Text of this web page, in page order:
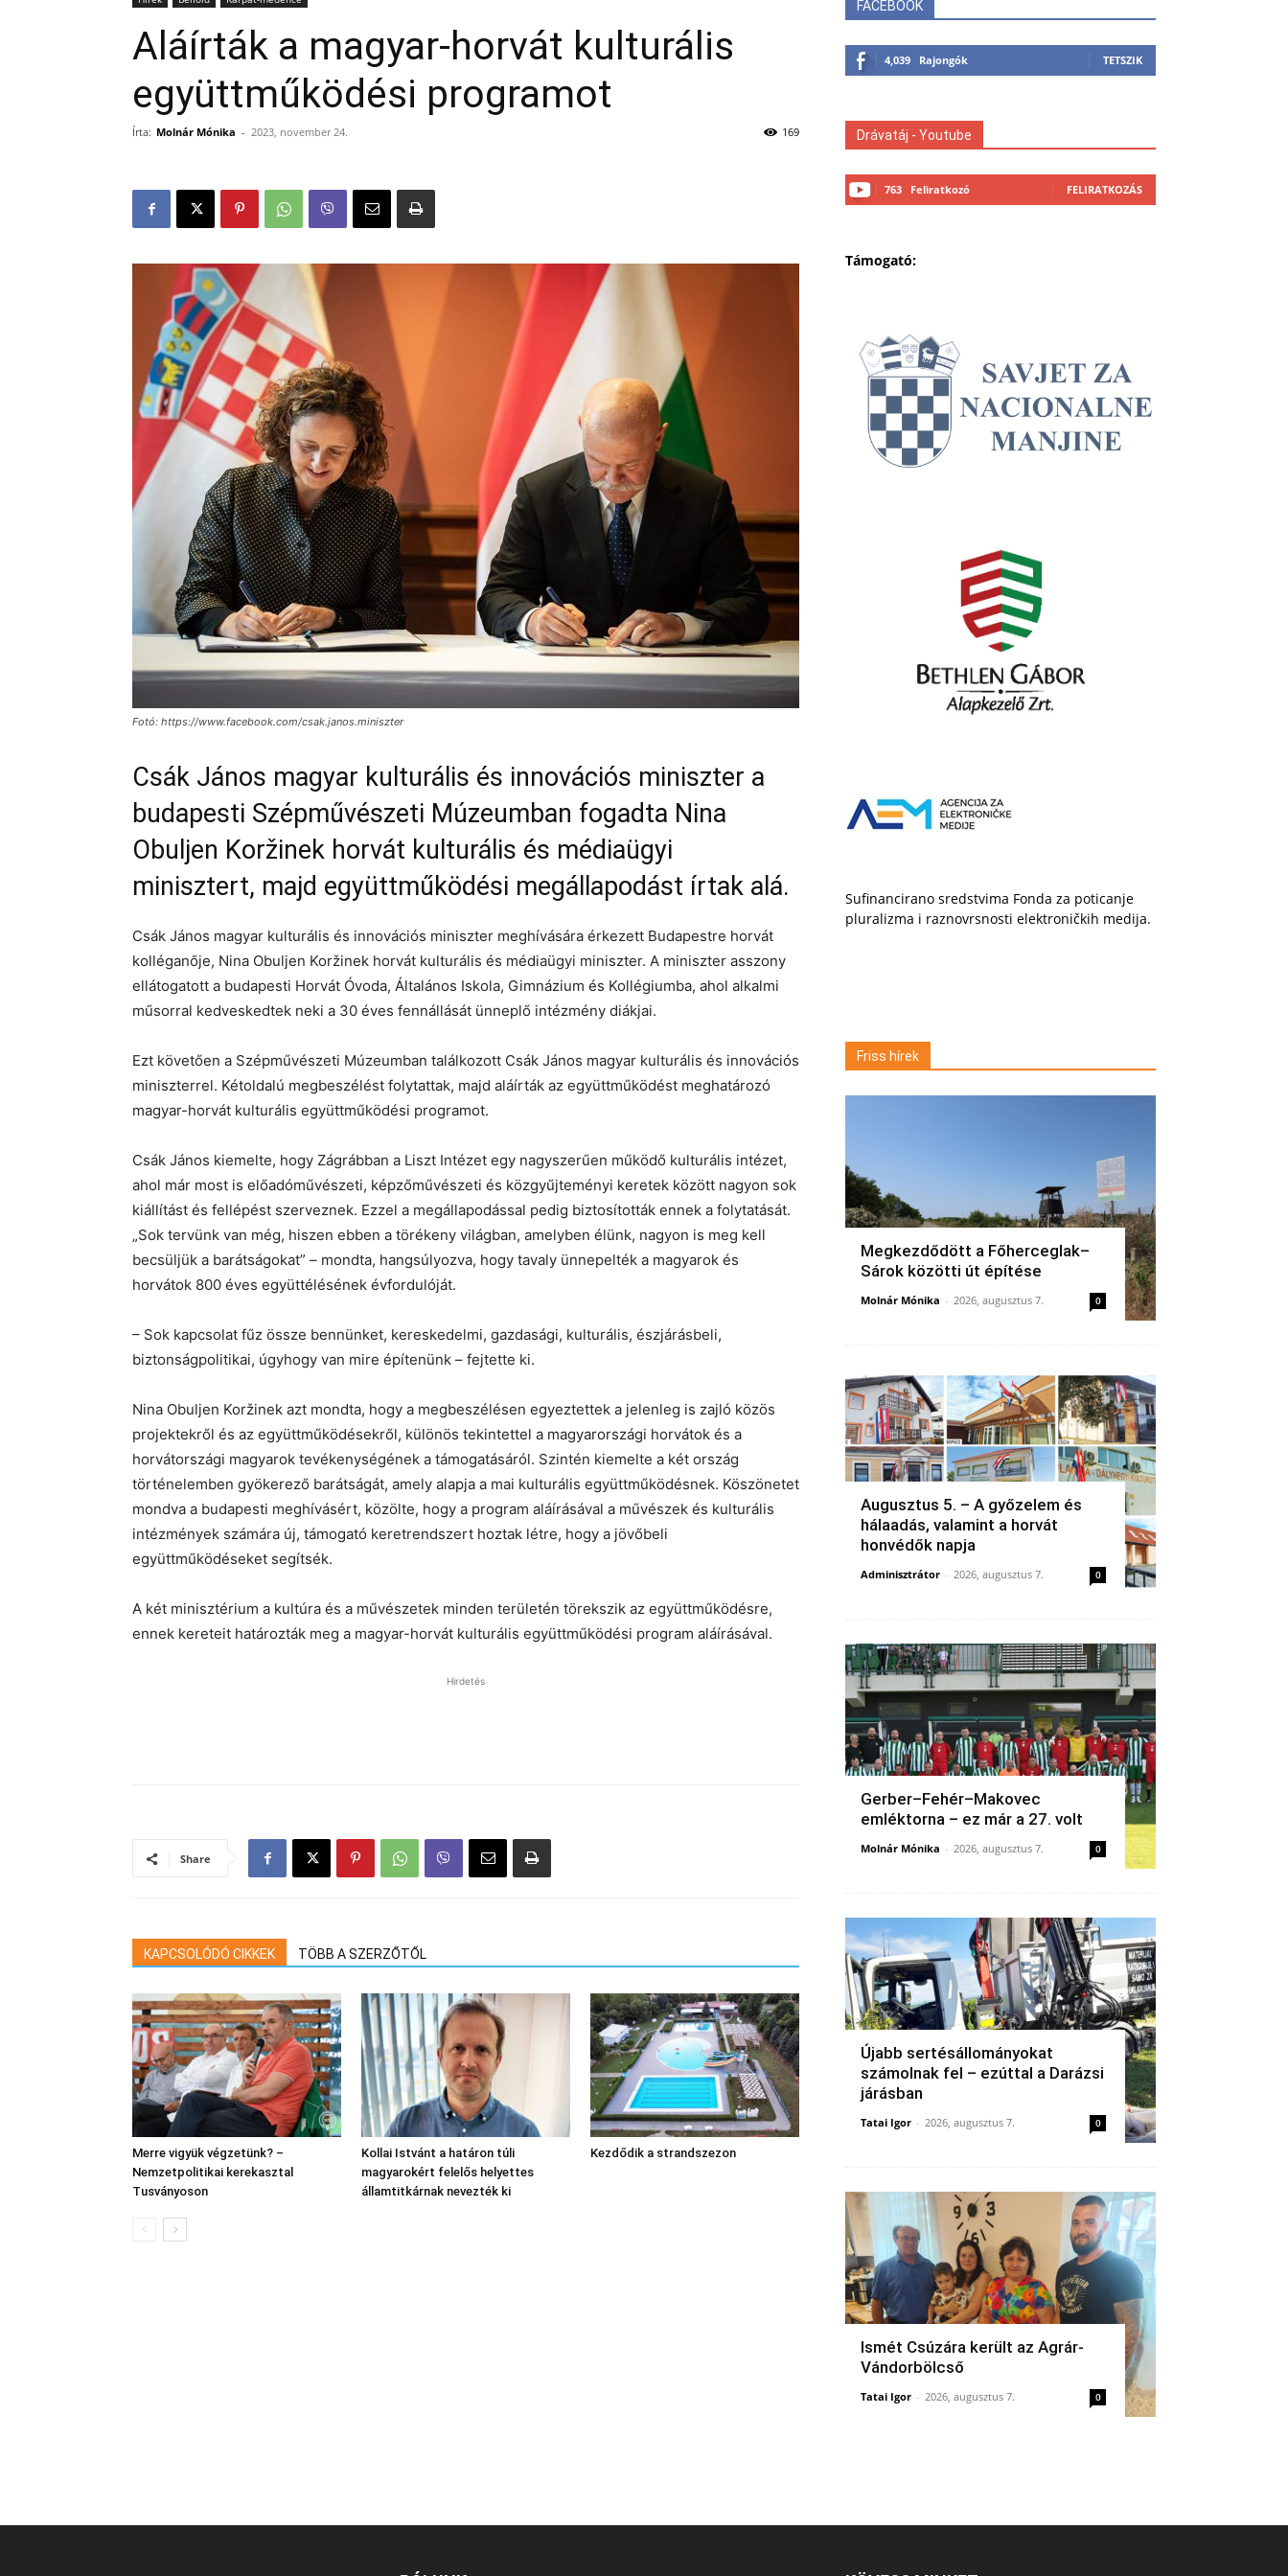
Aláírták a magyar-horvát kulturális
együttműködési programot
Írta: Molnár Mónika - 2023, november 24. 169
Fotó: https://www.facebook.com/csak.janos.miniszter
Csák János magyar kulturális és innovációs miniszter a
budapesti Szépművészeti Múzeumban fogadta Nina
Obuljen Koržinek horvát kulturális és médiaügyi
minisztert, majd együttműködési megállapodást írtak alá.
Csák János magyar kulturális és innovációs miniszter meghívására érkezett Budapestre horvát
kolléganője, Nina Obuljen Koržinek horvát kulturális és médiaügyi miniszter. A miniszter asszony
ellátogatott a budapesti Horvát Óvoda, Általános Iskola, Gimnázium és Kollégiumba, ahol alkalmi
műsorral kedveskedtek neki a 30 éves fennállását ünneplő intézmény diákjai.
Ezt követően a Szépművészeti Múzeumban találkozott Csák János magyar kulturális és innovációs
miniszterrel. Kétoldalú megbeszélést folytattak, majd aláírták az együttműködést meghatározó
magyar-horvát kulturális együttműködési programot.
Csák János kiemelte, hogy Zágrábban a Liszt Intézet egy nagyszerűen működő kulturális intézet,
ahol már most is előadóművészeti, képzőművészeti és közgyűjteményi keretek között nagyon sok
kiállítást és fellépést szerveznek. Ezzel a megállapodással pedig biztosították ennek a folytatását.
„Sok tervünk van még, hiszen ebben a törékeny világban, amelyben élünk, nagyon is meg kell
becsüljük a barátságokat” – mondta, hangsúlyozva, hogy tavaly ünnepelték a magyarok és
horvátok 800 éves együttélésének évfordulóját.
– Sok kapcsolat fűz össze bennünket, kereskedelmi, gazdasági, kulturális, észjárásbeli,
biztonságpolitikai, úgyhogy van mire építenünk – fejtette ki.
Nina Obuljen Koržinek azt mondta, hogy a megbeszélésen egyeztettek a jelenleg is zajló közös
projektekről és az együttműködésekről, különös tekintettel a magyarországi horvátok és a
horvátországi magyarok tevékenységének a támogatásáról. Szintén kiemelte a két ország
történelemben gyökerező barátságát, amely alapja a mai kulturális együttműködésnek. Köszönetet
mondva a budapesti meghívásért, közölte, hogy a program aláírásával a művészek és kulturális
intézmények számára új, támogató keretrendszert hoztak létre, hogy a jövőbeli
együttműködéseket segítsék.
A két minisztérium a kultúra és a művészetek minden területén törekszik az együttműködésre,
ennek kereteit határozták meg a magyar-horvát kulturális együttműködési program aláírásával.
Hirdetés
Share
KAPCSOLÓDÓ CIKKEK TÖBB A SZERZŐTŐL
Merre vigyük végzetünk? –
Nemzetpolitikai kerekasztal
Tusványoson
Kollai Istvánt a határon túli
magyarokért felelős helyettes
államtitkárnak nevezték ki
Kezdődik a strandszezon
FACEBOOK
4,039 Rajongók TETSZIK
Drávatáj - Youtube
763 Feliratkozó FELIRATKOZÁS
Támogató:
Sufinancirano sredstvima Fonda za poticanje
pluralizma i raznovrsnosti elektroničkih medija.
Friss hírek
Megkezdődött a Főherceglak–
Sárok közötti út építése
Molnár Mónika - 2026, augusztus 7. 0
Augusztus 5. – A győzelem és
hálaadás, valamint a horvát
honvédők napja
Adminisztrátor - 2026, augusztus 7. 0
Gerber–Fehér–Makovec
emléktorna – ez már a 27. volt
Molnár Mónika - 2026, augusztus 7. 0
Újabb sertésállományokat
számolnak fel – ezúttal a Darázsi
járásban
Tatai Igor - 2026, augusztus 7. 0
Ismét Csúzára került az Agrár-
Vándorbölcső
Tatai Igor - 2026, augusztus 7. 0